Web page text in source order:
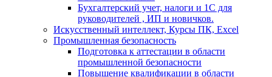
Бухгалтерский учет, налоги и 1С для
руководителей , ИП и новичков.
Искусственный интеллект, Курсы ПК, Excel
Промышленная безопасность
Подготовка к аттестации в области
промышленной безопасности
Повышение квалификации в области